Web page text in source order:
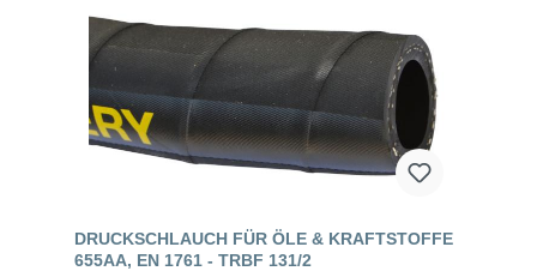
DRUCKSCHLAUCH FÜR ÖLE & KRAFTSTOFFE
655AA, EN 1761 - TRBF 131/2